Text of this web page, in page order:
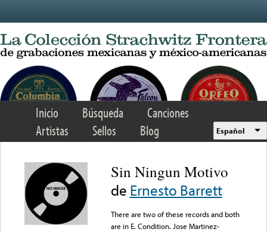
Inicio Búsqueda
Canciones
Artistas
Sellos Blog Español
Sin Ningun Motivo
de Ernesto Barrett
There are two of these records and both
are in E. Condition. Jose Martinez-